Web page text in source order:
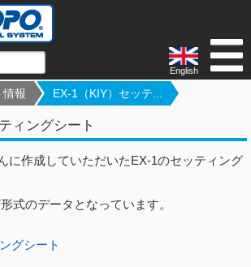
English
情報 EX-1（KIY）セッテ...
ィングシート
に作成していただいたEX-1のセッティング
式のデータとなっています。
グシート